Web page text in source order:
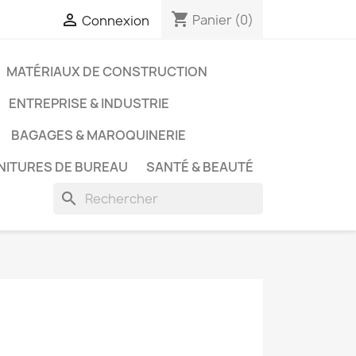
 Connexion shopping_cart Panier (0)
MATÉRIAUX DE CONSTRUCTION
ENTREPRISE & INDUSTRIE
BAGAGES & MAROQUINERIE
DE BUREAU SANTÉ & BEAUTÉ
search